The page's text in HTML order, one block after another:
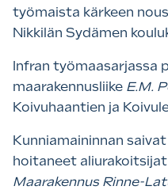
työmaista kärkeen
Nikkilän Sydämen
Infran työmaasarjassa
maarakennusliike E.M.
Koivuhaantien ja
Kunniamaininnan
hoitaneet aliurakoitsijat
Maarakennus Rinne-